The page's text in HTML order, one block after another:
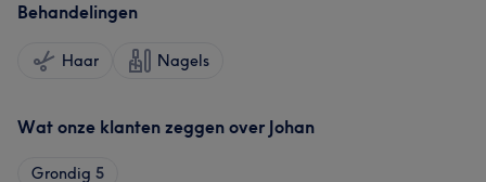
Behandelingen
Haar Nagels
Wat onze klanten zeggen over Johan
Grondig 5